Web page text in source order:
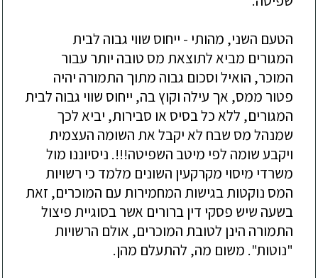
הטעם השני, מהותי - ייחוס שווי גבוה לבית
המגורים מביא לתוצאת מס טובה יותר עבור
המוכר, הואיל וסכום גבוה מתוך התמורה יהיה
פטור ממס, אך עילה וקוץ בה, ייחוס שווי גבוה לבית
המגורים, ללא כל בסיס או סבירות, יביא לכך
שמנהל מס שבח לא יקבל את השומה העצמית
ויקבע שומה לפי מיטב השפיטה!!!. ניסיוננו מול
משרדי מיסוי מקרקעין השונים מלמד כי רשויות
המס נוקטות בגישות המחמירות עם המוכרים, זאת
בשעה שיש פסקי דין ברורים אשר בסוגיית פיצול
התמורה הינן לטובת המוכרים, אולם הרשויות
"נוטות". משום מה, להתעלם מהן.